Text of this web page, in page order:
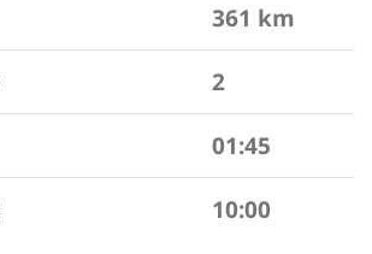
361 km
2
01:45
10:00